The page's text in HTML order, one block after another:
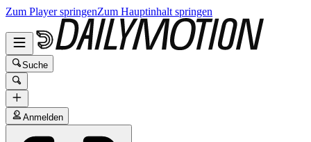
Zum Player springenZum Hauptinhalt springen
Suche
Anmelden